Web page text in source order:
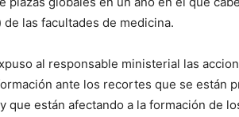
las facultades de medicina.
al responsable ministerial las
ante los recortes que se están
que están afectando a la formación de